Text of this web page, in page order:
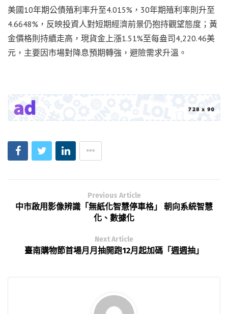
美國10年期公債殖利率升至4.015%，30年期殖利率則升至
4.6648%，反映投資人對短期經濟前景仍抱持觀望態度；黃
金價格則持續走高，現貨金上漲1.51%至每盎司4,220.46美
元，主要因市場對降息預期轉強，避險需求升溫。
Previous Article
中市啟用影像辨識「無紙化智慧停車格」 朝向系統智慧
化、數據化
Next Article
臺南購物節首場月月抽開跑12月起加碼「週週抽」